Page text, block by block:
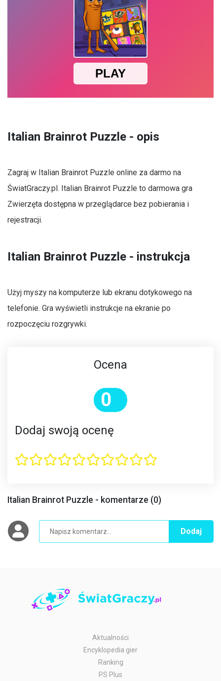
Italian Brainrot Puzzle - opis
Zagraj w Italian Brainrot Puzzle online za darmo na
ŚwiatGraczy.pl. Italian Brainrot Puzzle to darmowa gra
Zwierzęta dostępna w przeglądarce bez pobierania i
rejestracji.
Italian Brainrot Puzzle - instrukcja
Użyj myszy na komputerze lub ekranu dotykowego na
telefonie. Gra wyświetli instrukcje na ekranie po
rozpoczęciu rozgrywki.
Ocena
0
Dodaj swoją ocenę
Italian Brainrot Puzzle - komentarze (0)
Dodaj
Aktualności
Encyklopedia gier
Ranking
PS Plus